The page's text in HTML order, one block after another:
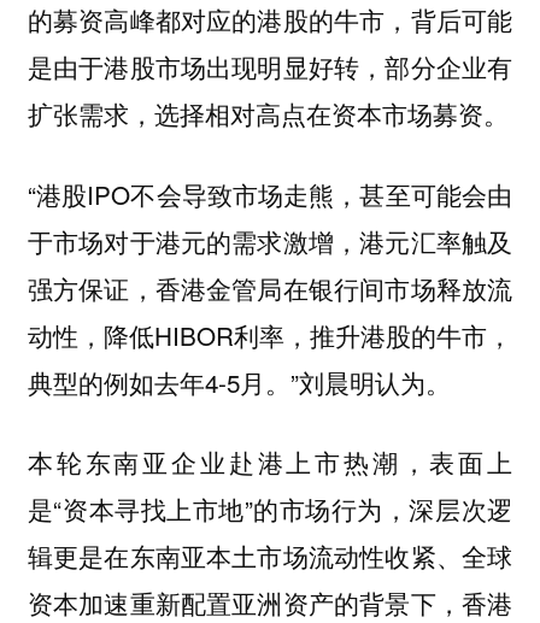
的募资高峰都对应的港股的牛市，背后可能
是由于港股市场出现明显好转，部分企业有
扩张需求，选择相对高点在资本市场募资。
“港股IPO不会导致市场走熊，甚至可能会由
于市场对于港元的需求激增，港元汇率触及
强方保证，香港金管局在银行间市场释放流
动性，降低HIBOR利率，推升港股的牛市，
典型的例如去年4-5月。”刘晨明认为。
本轮东南亚企业赴港上市热潮，表面上
是“资本寻找上市地”的市场行为，深层次逻
辑更是在东南亚本土市场流动性收紧、全球
资本加速重新配置亚洲资产的背景下，香港